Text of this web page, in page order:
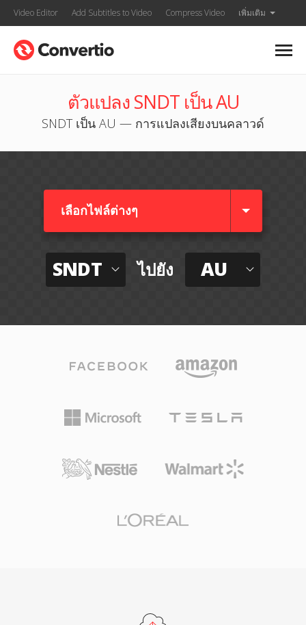
Video Editor Add Subtitles to Video Compress Video เพิ่มเติม
ตัวแปลง SNDT เป็น AU
SNDT เป็น AU — การแปลงเสียงบนคลาวด์
เลือกไฟล์ต่างๆ​
SNDT ไปยัง AU